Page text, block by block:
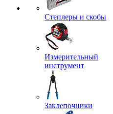
Степлеры и скобы
Измерительный
инструмент
Заклепочники